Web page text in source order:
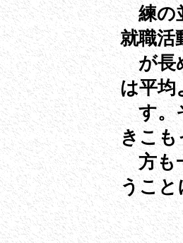
練の
就職活
が長
は平均
す。
きこ
方も
うこと